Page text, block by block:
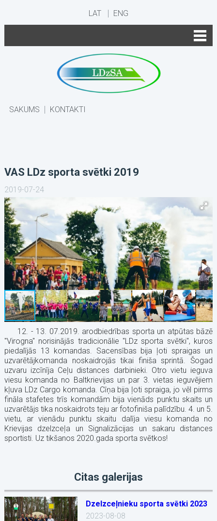
LAT ENG
SĀKUMS KONTAKTI
VAS LDz sporta svētki 2019
2019-07-24
12. - 13. 07.2019. arodbiedrības sporta un atpūtas bāzē
"Virogna" norisinājās tradicionālie "LDz sporta svētki", kuros
piedalījās 13 komandas. Sacensības bija ļoti spraigas un
uzvarētājkomanda noskaidrojās tikai finiša sprintā. Šogad
uzvaru izcīnīja Ceļu distances darbinieki. Otro vietu ieguva
viesu komanda no Baltkrievijas un par 3. vietas ieguvējiem
kļuva LDz Cargo komanda. Cīņa bija ļoti spraiga, jo vēl pirms
fināla stafetes trīs komandām bija vienāds punktu skaits un
uzvarētājs tika noskaidrots teju ar fotofiniša palīdzību. 4. un 5.
vietu, ar vienādu punktu skaitu dalīja viesu komanda no
Krievijas dzelzceļa un Signalizācijas un sakaru distances
sportisti. Uz tikšanos 2020.gada sporta svētkos!
Citas galerijas
Dzelzceļnieku sporta svētki 2023
2023-08-08